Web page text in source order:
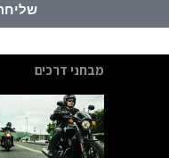
מבחני דרכים